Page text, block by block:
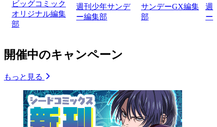
ビッグコミック
オリジナル編集
部
週刊少年サンデ
ー編集部
サンデーGX編集
部
週
ー
開催中のキャンペーン
もっと見る